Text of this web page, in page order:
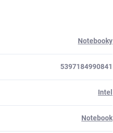
Notebooky
5397184990841
Intel
Notebook